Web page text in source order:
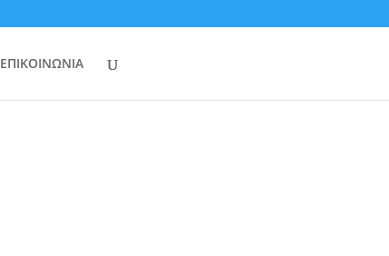
ΕΠΙΚΟΙΝΩΝΙΑ